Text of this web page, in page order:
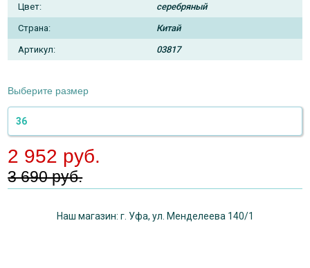
Цвет: серебряный
Страна: Китай
Артикул: 03817
Выберите размер
36
2 952 руб.
3 690 руб.
Наш магазин: г. Уфа, ул. Менделеева 140/1